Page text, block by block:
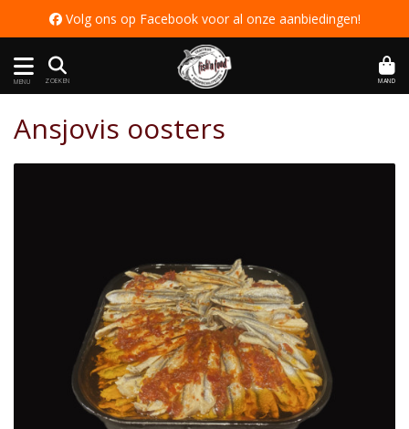
 Volg ons op Facebook voor al onze aanbiedingen!
MENU ZOEKEN MAND
Ansjovis oosters